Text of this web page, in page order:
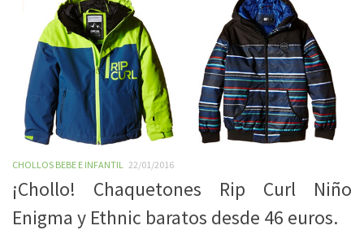
CHOLLOS BEBE E INFANTIL 22/01/2016
¡Chollo! Chaquetones Rip Curl Niño
Enigma y Ethnic baratos desde 46 euros.